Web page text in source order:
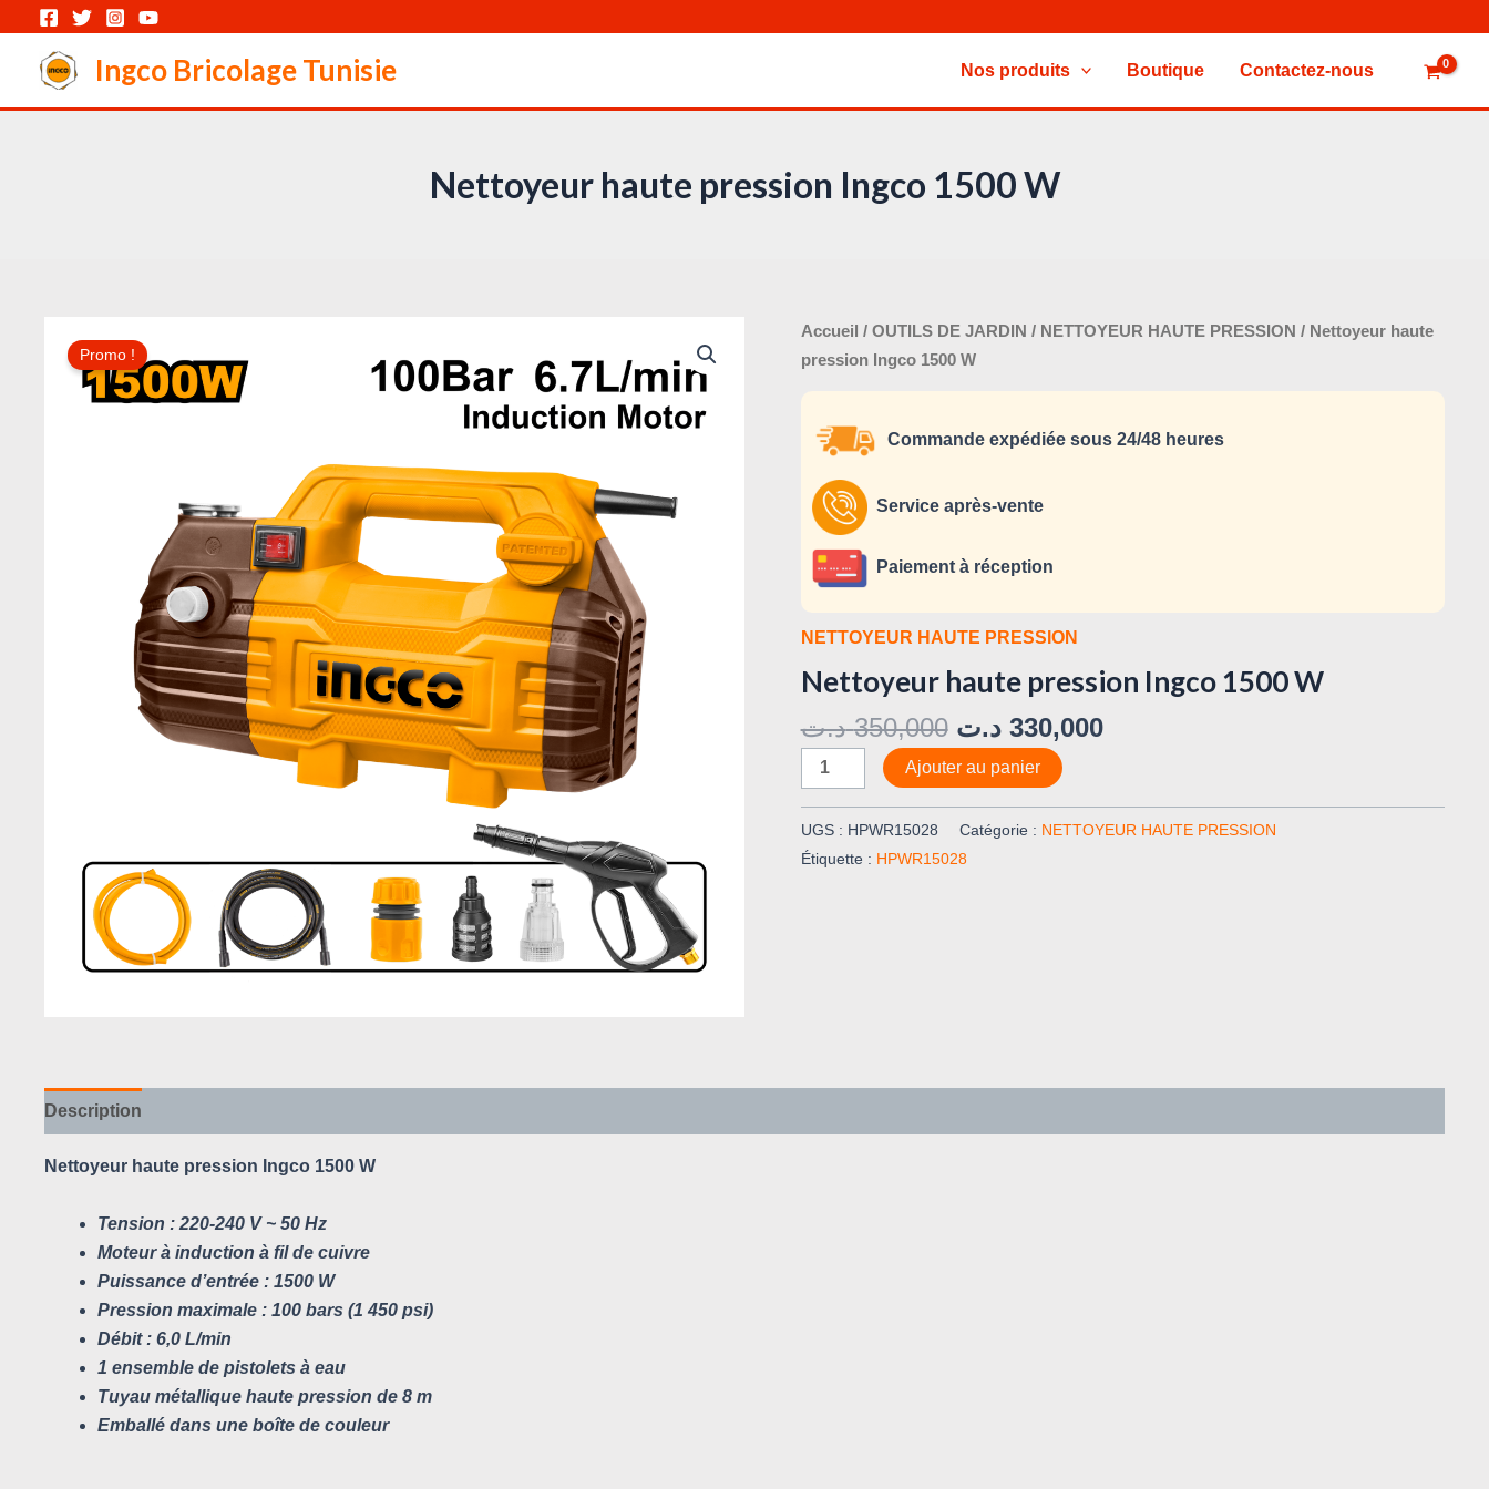
contenu
Ingco Bricolage Tunisie Nos produits Boutique Contactez-nous
Nettoyeur haute pression Ingco 1500 W
Promo !
Accueil / OUTILS DE JARDIN / NETTOYEUR HAUTE PRESSION / Nettoyeur haute
pression Ingco 1500 W
Commande expédiée sous 24/48 heures
Service après-vente
Paiement à réception
NETTOYEUR HAUTE PRESSION
Nettoyeur haute pression Ingco 1500 W
350,000 د.ت
Le
prix
350,000 د.ت.
330,000 د.ت
Le
quantité
de
pression
1500
Ajouter au panier
UGS : HPWR15028 Catégorie : NETTOYEUR HAUTE PRESSION
Étiquette : HPWR15028
Description
Nettoyeur haute pression Ingco 1500 W
Tension : 220-240 V ~ 50 Hz
Moteur à induction à fil de cuivre
Puissance d’entrée : 1500 W
Pression maximale : 100 bars (1 450 psi)
Débit : 6,0 L/min
1 ensemble de pistolets à eau
Tuyau métallique haute pression de 8 m
Emballé dans une boîte de couleur